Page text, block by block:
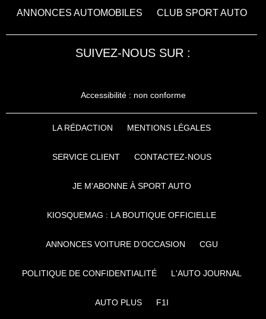
ANNONCES AUTOMOBILES
CLUB SPORT AUTO
SUIVEZ-NOUS SUR :
Accessibilité : non conforme
LA RÉDACTION MENTIONS LÉGALES
SERVICE CLIENT CONTACTEZ-NOUS
JE M'ABONNE À SPORT AUTO
KIOSQUEMAG : LA BOUTIQUE OFFICIELLE
ANNONCES VOITURE D’OCCASION CGU
POLITIQUE DE CONFIDENTIALITÉ L'AUTO JOURNAL
AUTO PLUS F1I